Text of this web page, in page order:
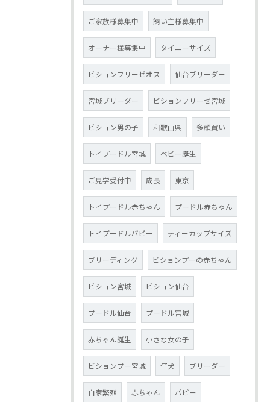
ご家族様募集中 飼い主様募集中
オーナー様募集中 タイニーサイズ
ビションフリーゼオス 仙台ブリーダー
宮城ブリーダー ビションフリーゼ宮城
ビション男の子 和歌山県 多頭買い
トイプードル宮城 ベビー誕生
ご見学受付中 成長 東京
トイプードル赤ちゃん プードル赤ちゃん
トイプードルパピー ティーカップサイズ
ブリーディング ビションプーの赤ちゃん
ビション宮城 ビション仙台
プードル仙台 プードル宮城
赤ちゃん誕生 小さな女の子
ビションプー宮城 仔犬 ブリーダー
自家繁殖 赤ちゃん パピー